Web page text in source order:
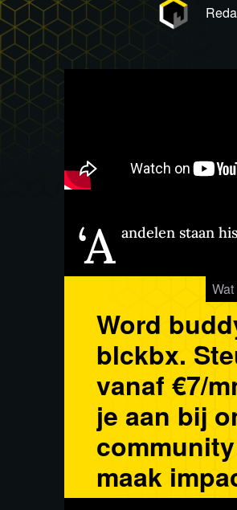
‘A andelen staan
Word
blckbx.
vanaf €7/
je aan bij
maak